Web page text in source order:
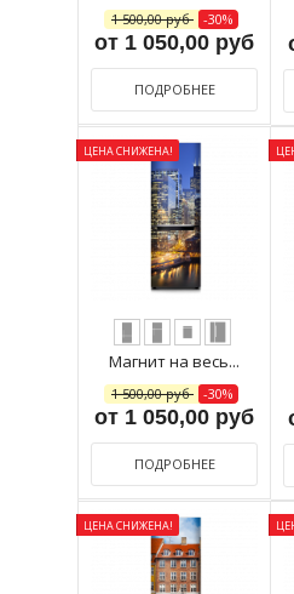
1 500,00 руб -30%
от 1 050,00 руб
ПОДРОБНЕЕ
ЦЕНА СНИЖЕНА!
Магнит на весь...
1 500,00 руб -30%
от 1 050,00 руб
ПОДРОБНЕЕ
ЦЕНА СНИЖЕНА!